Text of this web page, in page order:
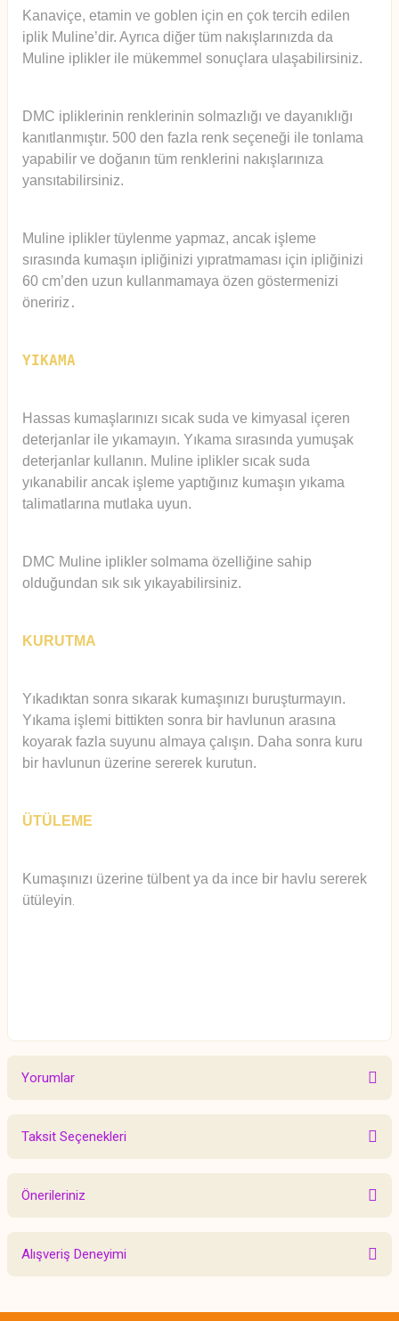
Kanaviçe, etamin ve goblen için en çok tercih edilen
iplik Muline’dir. Ayrıca diğer tüm nakışlarınızda da
Muline iplikler ile mükemmel sonuçlara ulaşabilirsiniz.
DMC ipliklerinin renklerinin solmazlığı ve dayanıklığı
kanıtlanmıştır. 500 den fazla renk seçeneği ile tonlama
yapabilir ve doğanın tüm renklerini nakışlarınıza
yansıtabilirsiniz.
Muline iplikler tüylenme yapmaz, ancak işleme
sırasında kumaşın ipliğinizi yıpratmaması için ipliğinizi
60 cm’den uzun kullanmamaya özen göstermenizi
öneririz .
YIKAMA
Hassas kumaşlarınızı sıcak suda ve kimyasal içeren
deterjanlar ile yıkamayın. Yıkama sırasında yumuşak
deterjanlar kullanın. Muline iplikler sıcak suda
yıkanabilir ancak işleme yaptığınız kumaşın yıkama
talimatlarına mutlaka uyun.
DMC Muline iplikler solmama özelliğine sahip
olduğundan sık sık yıkayabilirsiniz.
KURUTMA
Yıkadıktan sonra sıkarak kumaşınızı buruşturmayın.
Yıkama işlemi bittikten sonra bir havlunun arasına
koyarak fazla suyunu almaya çalışın. Daha sonra kuru
bir havlunun üzerine sererek kurutun.
ÜTÜLEME
Kumaşınızı üzerine tülbent ya da ince bir havlu sererek
ütüleyin.
Yorumlar
Taksit Seçenekleri
Önerileriniz
Bu ürünün fiyat bilgisi, resim, ürün açıklamalarında ve diğer konularda
yetersiz gördüğünüz noktaları öneri formunu kullanarak tarafımıza
Alışveriş Deneyimi